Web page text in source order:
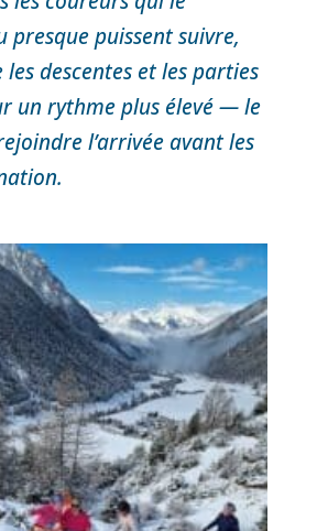
presque puissent suivre,
descentes et les parties
un rythme plus élevé — le
l’arrivée avant les